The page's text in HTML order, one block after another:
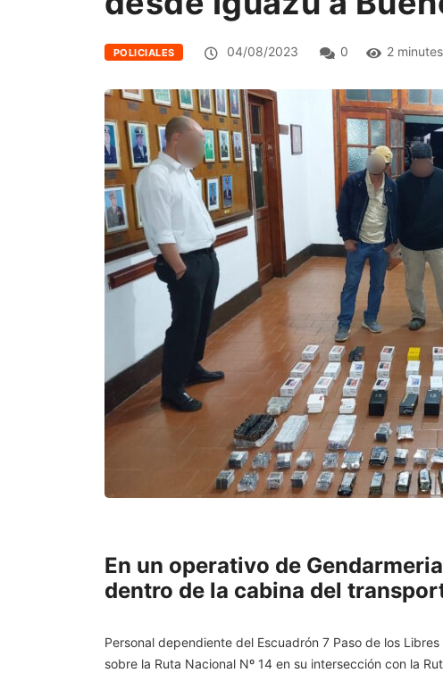
POLICIALES 04/08/2023 0 2
En un operativo de
dentro de la cabina del
Personal dependiente del Escuadrón 7 Paso de los
sobre la Ruta Nacional Nº 14 en su intersección con la